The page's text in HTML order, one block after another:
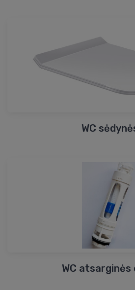
WC
WC atsarginės